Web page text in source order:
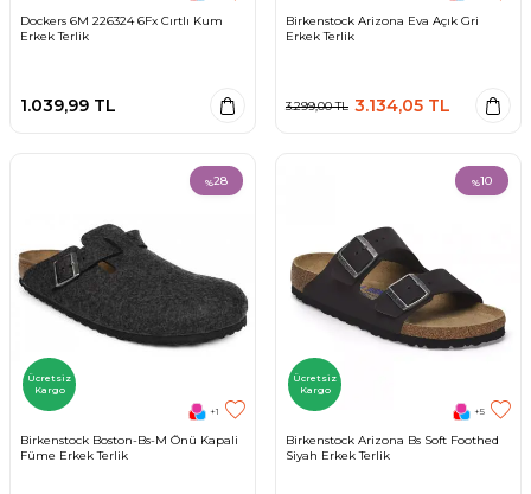
Dockers 6M 226324 6Fx Cırtlı Kum
Erkek Terlik
1.039,99 TL
Birkenstock Arizona Eva Açık Gri
Erkek Terlik
3.299,00TL 3.134,05 TL
%28
Ücretsiz
Kargo
+1
Birkenstock Boston-Bs-M Önü Kapali
Füme Erkek Terlik
%10
Ücretsiz
Kargo
+5
Birkenstock Arizona Bs Soft Foothed
Siyah Erkek Terlik